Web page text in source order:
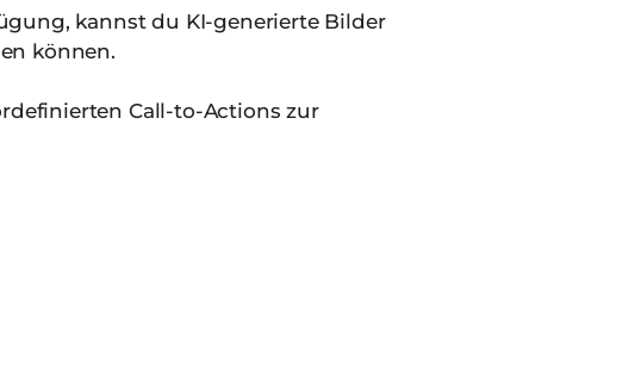
kannst du KI-generierte Bilder
können.
Call-to-Actions zur